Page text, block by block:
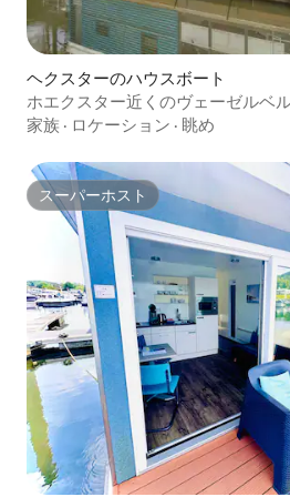
ヘクスターのハウスボート
ホエクスター近くのヴェーゼルベ
きハウスボート
家族 · ロケーション · 眺め
スーパーホスト
スーパーホスト